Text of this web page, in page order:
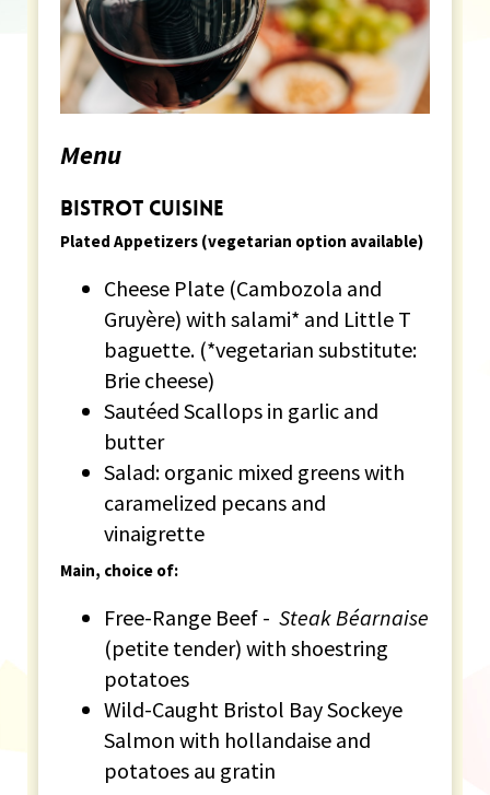
Menu
Bistrot Cuisine
Plated Appetizers (vegetarian option available)
Cheese Plate (Cambozola and
Gruyère) with salami* and Little T
baguette. (*vegetarian substitute:
Brie cheese)
Sautéed Scallops in garlic and
butter
Salad: organic mixed greens with
caramelized pecans and
vinaigrette
Main, choice of:
Free-Range Beef -Steak Béarnaise
(petite tender) with shoestring
potatoes
Wild-Caught Bristol Bay Sockeye
Salmon with hollandaise and
potatoes au gratin